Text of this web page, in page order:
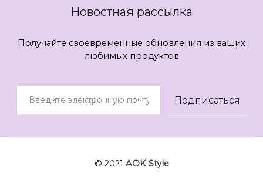
Новостная рассылка
Получайте своевременные обновления из ваших
любимых продуктов
© 2021 AOK Style